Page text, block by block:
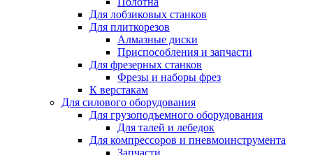
Для лобзиковых станков
Для плиткорезов
Алмазные диски
Приспособления и запчасти
Для фрезерных станков
Фрезы и наборы фрез
К верстакам
Для силового оборудования
Для грузоподъемного оборудования
Для талей и лебедок
Для компрессоров и пневмоинструмента
Запчасти